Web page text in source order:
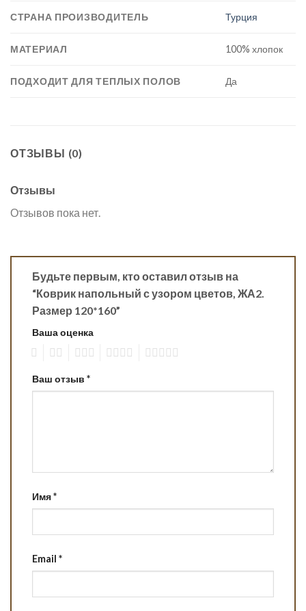
СТРАНА ПРОИЗВОДИТЕЛЬ Турция
МАТЕРИАЛ 100% хлопок
ПОДХОДИТ ДЛЯ ТЕПЛЫХ ПОЛОВ Да
ОТЗЫВЫ (0)
Отзывы
Отзывов пока нет.
Будьте первым, кто оставил отзыв на
“Коврик напольный с узором цветов, ЖА2.
Размер 120*160”
Ваша оценка
Ваш отзыв *
Имя*
Email *